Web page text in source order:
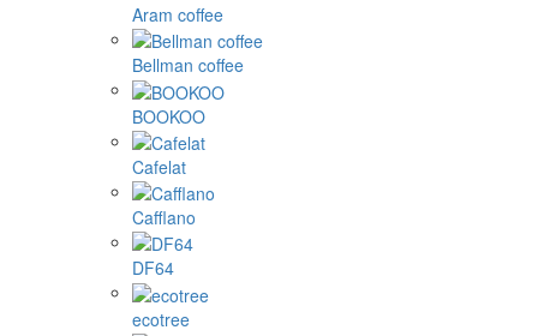
Aram coffee
Bellman coffee
BOOKOO
Cafelat
Cafflano
DF64
ecotree